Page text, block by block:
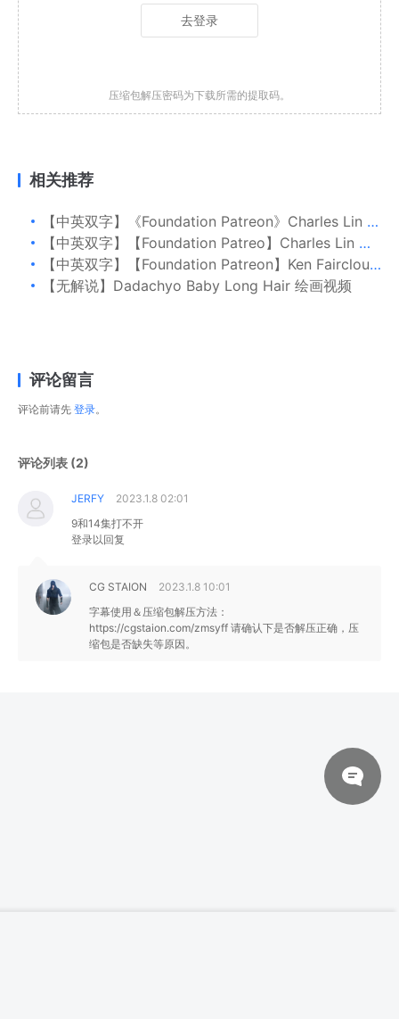
去登录
压缩包解压密码为下载所需的提取码。
相关推荐
【中英双字】《Foundation Patreon》Charles Lin 室内布局设计
【中英双字】【Foundation Patreo】Charles Lin 标志性设计 Part 1
【中英双字】【Foundation Patreon】Ken Fairclough 环境概念设计
【无解说】Dadachyo Baby Long Hair 绘画视频
评论留言
评论前请先 登录。
评论列表 (2)
JERFY
2023.1.8 02:01
9和14集打不开
登录以回复
CG STAION
2023.1.8 10:01
字幕使用＆压缩包解压方法：
https://cgstaion.com/zmsyff 请确认下是否解压正确，压
缩包是否缺失等原因。